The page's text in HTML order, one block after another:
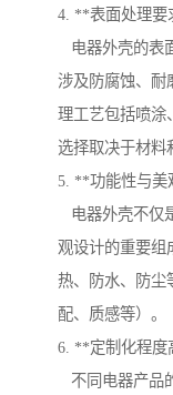
4. **表面处理要
电器外壳的表
涉及防腐蚀、耐
理工艺包括喷涂
选择取决于材料
5. **功能性与美
电器外壳不仅
观设计的重要组
热、防水、防尘
配、质感等）。
6. **定制化程度
不同电器产品